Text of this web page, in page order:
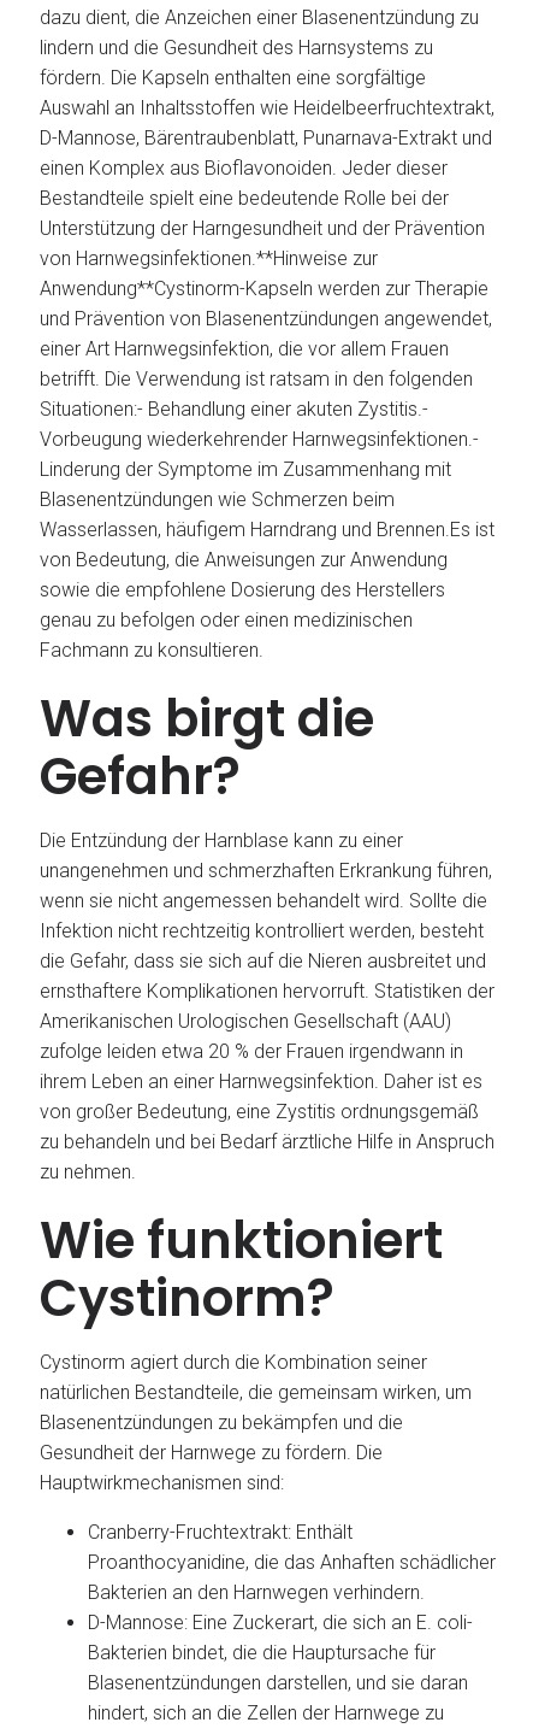
dazu dient, die Anzeichen einer Blasenentzündung zu
lindern und die Gesundheit des Harnsystems zu
fördern. Die Kapseln enthalten eine sorgfältige
Auswahl an Inhaltsstoffen wie Heidelbeerfruchtextrakt,
D-Mannose, Bärentraubenblatt, Punarnava-Extrakt und
einen Komplex aus Bioflavonoiden. Jeder dieser
Bestandteile spielt eine bedeutende Rolle bei der
Unterstützung der Harngesundheit und der Prävention
von Harnwegsinfektionen.**Hinweise zur
Anwendung**Cystinorm-Kapseln werden zur Therapie
und Prävention von Blasenentzündungen angewendet,
einer Art Harnwegsinfektion, die vor allem Frauen
betrifft. Die Verwendung ist ratsam in den folgenden
Situationen:- Behandlung einer akuten Zystitis.-
Vorbeugung wiederkehrender Harnwegsinfektionen.-
Linderung der Symptome im Zusammenhang mit
Blasenentzündungen wie Schmerzen beim
Wasserlassen, häufigem Harndrang und Brennen.Es ist
von Bedeutung, die Anweisungen zur Anwendung
sowie die empfohlene Dosierung des Herstellers
genau zu befolgen oder einen medizinischen
Fachmann zu konsultieren.
Was birgt die
Gefahr?
Die Entzündung der Harnblase kann zu einer
unangenehmen und schmerzhaften Erkrankung führen,
wenn sie nicht angemessen behandelt wird. Sollte die
Infektion nicht rechtzeitig kontrolliert werden, besteht
die Gefahr, dass sie sich auf die Nieren ausbreitet und
ernsthaftere Komplikationen hervorruft. Statistiken der
Amerikanischen Urologischen Gesellschaft (AAU)
zufolge leiden etwa 20 % der Frauen irgendwann in
ihrem Leben an einer Harnwegsinfektion. Daher ist es
von großer Bedeutung, eine Zystitis ordnungsgemäß
zu behandeln und bei Bedarf ärztliche Hilfe in Anspruch
zu nehmen.
Wie funktioniert
Cystinorm?
Cystinorm agiert durch die Kombination seiner
natürlichen Bestandteile, die gemeinsam wirken, um
Blasenentzündungen zu bekämpfen und die
Gesundheit der Harnwege zu fördern. Die
Hauptwirkmechanismen sind:
Cranberry-Fruchtextrakt: Enthält
Proanthocyanidine, die das Anhaften schädlicher
Bakterien an den Harnwegen verhindern.
D-Mannose: Eine Zuckerart, die sich an E. coli-
Bakterien bindet, die die Hauptursache für
Blasenentzündungen darstellen, und sie daran
hindert, sich an die Zellen der Harnwege zu